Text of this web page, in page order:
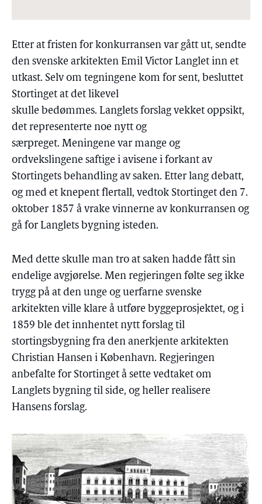
Etter at fristen for konkurransen var gått ut, sendte
den svenske arkitekten Emil Victor Langlet inn et
utkast. Selv om tegningene kom for sent, besluttet
Stortinget at det likevel
skulle bedømmes. Langlets forslag vekket oppsikt,
det representerte noe nytt og
særpreget. Meningene var mange og
ordvekslingene saftige i avisene i forkant av
Stortingets behandling av saken. Etter lang debatt,
og med et knepent flertall, vedtok Stortinget den 7.
oktober 1857 å vrake vinnerne av konkurransen og
gå for Langlets bygning isteden.
Med dette skulle man tro at saken hadde fått sin
endelige avgjørelse. Men regjeringen følte seg ikke
trygg på at den unge og uerfarne svenske
arkitekten ville klare å utføre byggeprosjektet, og i
1859 ble det innhentet nytt forslag til
stortingsbygning fra den anerkjente arkitekten
Christian Hansen i København. Regjeringen
anbefalte for Stortinget å sette vedtaket om
Langlets bygning til side, og heller realisere
Hansens forslag.